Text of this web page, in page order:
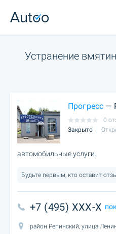
Устранение
Прогресс —
0
Закрыто
автомобильные услуги.
Будьте первым, кто оставит
+7 (495) XXX-X
район Репинский, улица